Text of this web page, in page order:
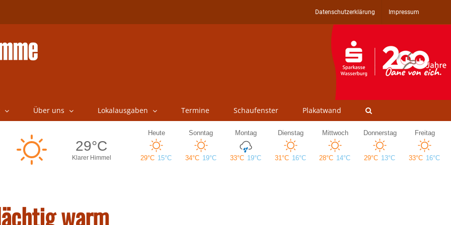
Datenschutzerklärung Impressum
Über uns Lokalausgaben Termine Schaufenster Plakatwand
warm